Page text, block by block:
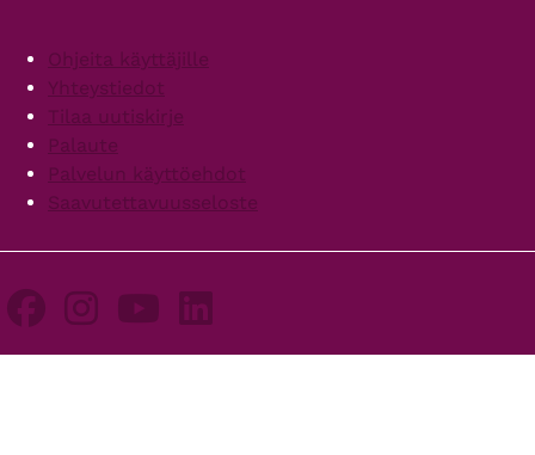
FooterOhjeita käyttäjille
Yhteystiedot
Tilaa uutiskirje
Palaute
Palvelun käyttöehdot
Saavutettavuusseloste